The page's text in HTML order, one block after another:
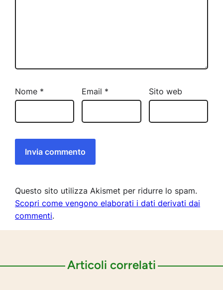
Nome * Email * Sito web
Questo sito utilizza Akismet per ridurre lo spam.
Scopri come vengono elaborati i dati derivati dai
commenti.
Articoli correlati